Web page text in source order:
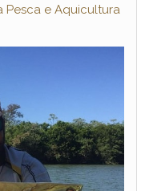
Pesca e Aquicultura